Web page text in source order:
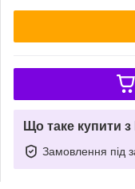
Що таке купити
Замовлення під